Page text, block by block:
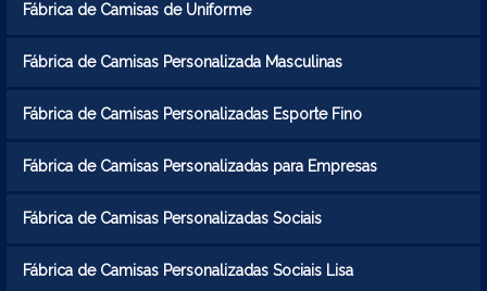
Fábrica de Camisas de Uniforme
Fábrica de Camisas Personalizada Masculinas
Fábrica de Camisas Personalizadas Esporte Fino
Fábrica de Camisas Personalizadas para Empresas
Fábrica de Camisas Personalizadas Sociais
Fábrica de Camisas Personalizadas Sociais Lisa